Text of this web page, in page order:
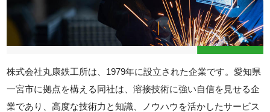
株式会社丸康鉄工所は、1979年に設立された企業です。愛知県
一宮市に拠点を構える同社は、溶接技術に強い自信を見せる企
業であり、高度な技術力と知識、ノウハウを活かしたサービス